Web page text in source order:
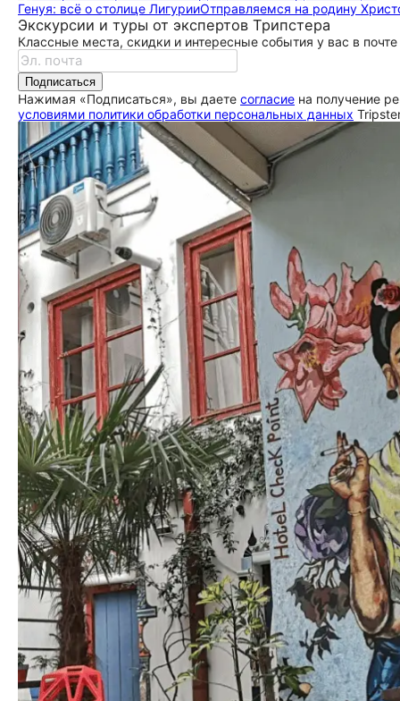
Генуя: всё о столице ЛигурииОтправляемся на родину
Экскурсии и туры от экспертов Трипстера
Классные места, скидки и интересные события у вас в почте
Подписаться
Нажимая «Подписаться», вы даете согласие на получение
условиями политики обработки персональных данных